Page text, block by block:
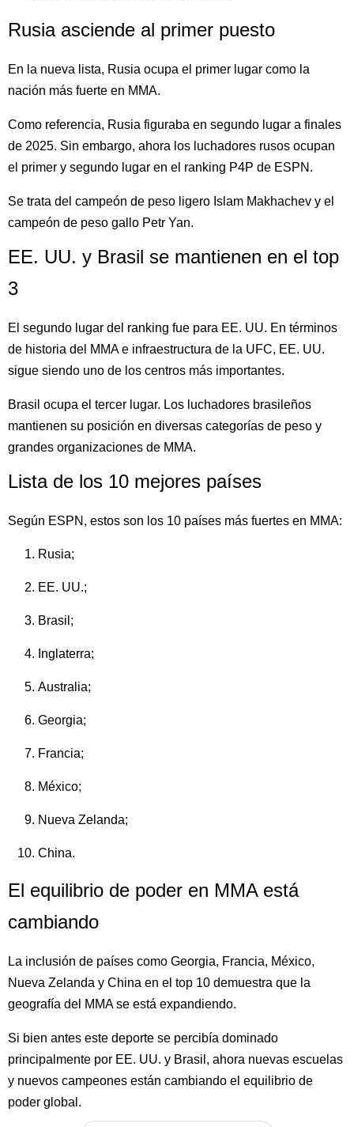
Rusia asciende al primer puesto
En la nueva lista, Rusia ocupa el primer lugar como la
nación más fuerte en MMA.
Como referencia, Rusia figuraba en segundo lugar a finales
de 2025. Sin embargo, ahora los luchadores rusos ocupan
el primer y segundo lugar en el ranking P4P de ESPN.
Se trata del campeón de peso ligero Islam Makhachev y el
campeón de peso gallo Petr Yan.
EE. UU. y Brasil se mantienen en el top
3
El segundo lugar del ranking fue para EE. UU. En términos
de historia del MMA e infraestructura de la UFC, EE. UU.
sigue siendo uno de los centros más importantes.
Brasil ocupa el tercer lugar. Los luchadores brasileños
mantienen su posición en diversas categorías de peso y
grandes organizaciones de MMA.
Lista de los 10 mejores países
Según ESPN, estos son los 10 países más fuertes en MMA:
Rusia;
EE. UU.;
Brasil;
Inglaterra;
Australia;
Georgia;
Francia;
México;
Nueva Zelanda;
China.
El equilibrio de poder en MMA está
cambiando
La inclusión de países como Georgia, Francia, México,
Nueva Zelanda y China en el top 10 demuestra que la
geografía del MMA se está expandiendo.
Si bien antes este deporte se percibía dominado
principalmente por EE. UU. y Brasil, ahora nuevas escuelas
y nuevos campeones están cambiando el equilibrio de
poder global.